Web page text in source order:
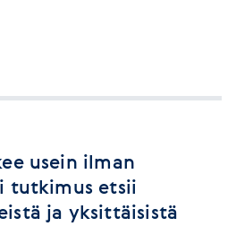
usein ilman
tutkimus etsii
ja yksittäisistä